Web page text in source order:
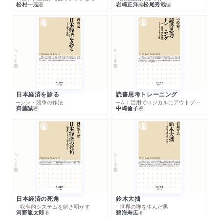
松村一志著 岩崎正洋編松尾秀哉編
ちくま新書
日本経済を診る
─シン・競争の作法
齊藤誠著
ちくま新書
読書思考トレーニング
─ＡＩ活用でロジカルにアウトプットする技法
中崎倫子著
ちくま新書
日本経済の死角
─収奪的システムを解き明かす
河野龍太郎著
ちくま新書
鈴木大拙
─世界の禅を生んだ男
碧海寿広著